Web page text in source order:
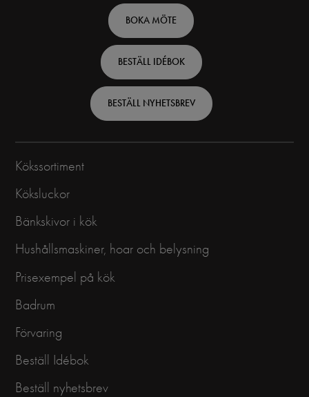
Swedish
BOKA MÖTE
BESTÄLL IDÉBOK
BESTÄLL NYHETSBREV
Kökssortiment
Köksluckor
Bänkskivor i kök
Hushållsmaskiner, hoar och belysning
Prisexempel på kök
Badrum
Förvaring
Beställ Idébok
Beställ nyhetsbrev